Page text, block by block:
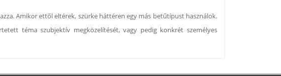
Amikor ettől eltérek, szürke háttéren egy más betűtípust használok.
téma szubjektív megközelítését, vagy pedig konkrét személyes